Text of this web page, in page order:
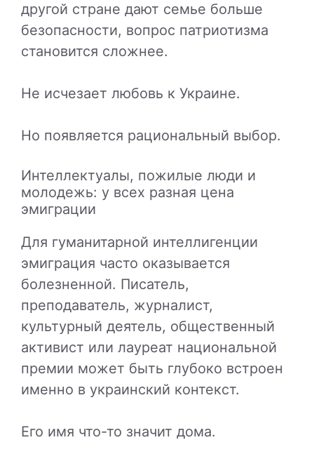
другой стране дают семье больше
безопасности, вопрос патриотизма
становится сложнее.
Не исчезает любовь к Украине.
Но появляется рациональный выбор.
Интеллектуалы, пожилые люди и
молодежь: у всех разная цена
эмиграции
Для гуманитарной интеллигенции
эмиграция часто оказывается
болезненной. Писатель,
преподаватель, журналист,
культурный деятель, общественный
активист или лауреат национальной
премии может быть глубоко встроен
именно в украинский контекст.
Его имя что-то значит дома.